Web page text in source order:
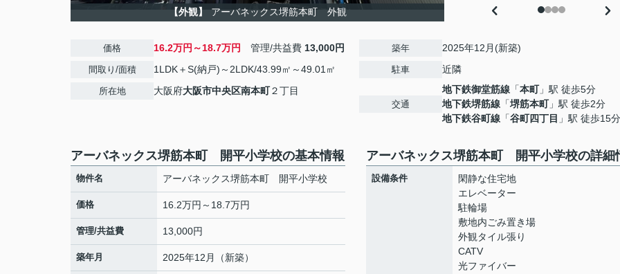
【外観】 アーバネックス堺筋本町 外観
価格 16.2万円～18.7万円 管理/共益費 13,000円
間取り/面積 1LDK＋S(納戸)～2LDK/43.99㎡～49.01㎡
所在地 大阪府大阪市中央区南本町２丁目
築年 2025年12月(新築)
駐車 近隣
交通
地下鉄御堂筋線 「本町」駅 徒歩5分
地下鉄堺筋線 「堺筋本町」駅 徒歩2分
地下鉄谷町線 「谷町四丁目 」駅 徒歩15分
アーバネックス堺筋本町 開平小学校の基本情報
物件名 アーバネックス堺筋本町 開平小学校
価格 16.2万円～18.7万円
管理/共益費 13,000円
築年月 2025年12月（新築）
アーバネックス堺筋本町 開平小学校の詳細
設備条件
閑静な住宅地
エレベーター
駐輪場
敷地内ごみ置き場
外観タイル張り
CATV
光ファイバー